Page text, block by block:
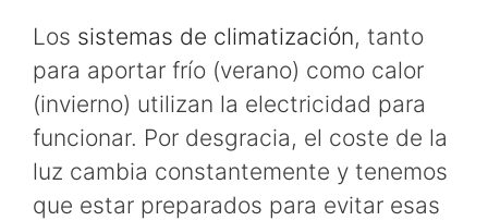
Los sistemas de climatización, tanto
para aportar frío (verano) como calor
(invierno) utilizan la electricidad para
funcionar. Por desgracia, el coste de la
luz cambia constantemente y tenemos
que estar preparados para evitar esas